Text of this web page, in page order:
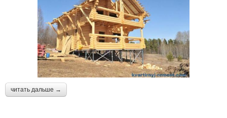
читать дальше →